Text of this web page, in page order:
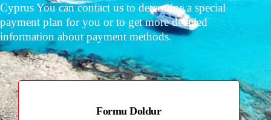
Cyprus You can contact us to determine a special
payment plan for you or to get more detailed
information about payment methods.
Formu Doldur